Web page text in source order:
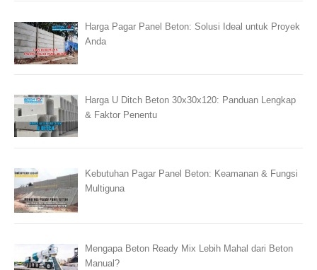
Harga Pagar Panel Beton: Solusi Ideal untuk Proyek
Anda
Harga U Ditch Beton 30x30x120: Panduan Lengkap
& Faktor Penentu
Kebutuhan Pagar Panel Beton: Keamanan & Fungsi
Multiguna
Mengapa Beton Ready Mix Lebih Mahal dari Beton
Manual?